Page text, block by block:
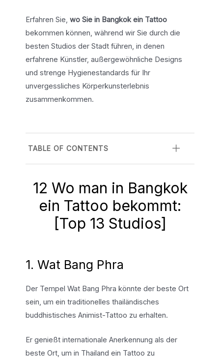
Erfahren Sie, wo Sie in Bangkok ein Tattoo
bekommen können, während wir Sie durch die
besten Studios der Stadt führen, in denen
erfahrene Künstler, außergewöhnliche Designs
und strenge Hygienestandards für Ihr
unvergessliches Körperkunsterlebnis
zusammenkommen.
TABLE OF CONTENTS
12 Wo man in Bangkok
ein Tattoo bekommt:
[Top 13 Studios]
1. Wat Bang Phra
Der Tempel Wat Bang Phra könnte der beste Ort
sein, um ein traditionelles thailändisches
buddhistisches Animist-Tattoo zu erhalten.
Er genießt internationale Anerkennung als der
beste Ort, um in Thailand ein Tattoo zu